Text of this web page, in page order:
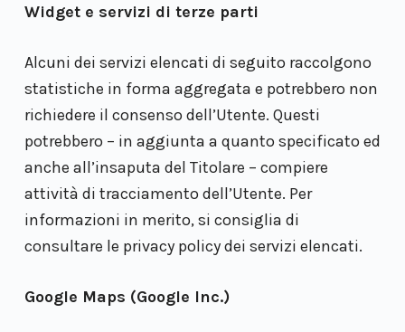
Widget e servizi di terze parti
Alcuni dei servizi elencati di seguito raccolgono
statistiche in forma aggregata e potrebbero non
richiedere il consenso dell’Utente. Questi
potrebbero – in aggiunta a quanto specificato ed
anche all’insaputa del Titolare – compiere
attività di tracciamento dell’Utente. Per
informazioni in merito, si consiglia di
consultare le privacy policy dei servizi elencati.
Google Maps (Google Inc.)